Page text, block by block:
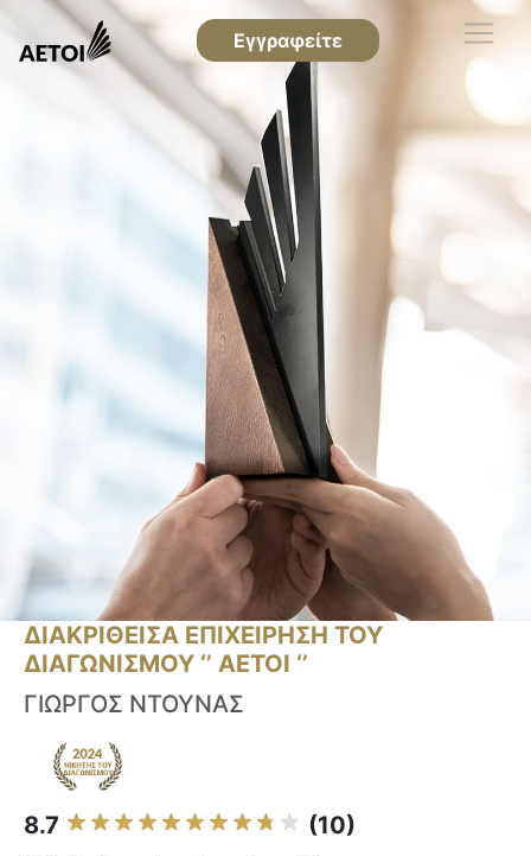
Εγγραφείτε
ΔΙΑΚΡΙΘΕΙΣΑ ΕΠΙΧΕΙΡΗΣΗ ΤΟΥ
ΔΙΑΓΩΝΙΣΜΟΥ ‘’ ΑΕΤΟΙ ‘’
ΓΙΩΡΓΟΣ ΝΤΟΥΝΑΣ
8.7 (10)